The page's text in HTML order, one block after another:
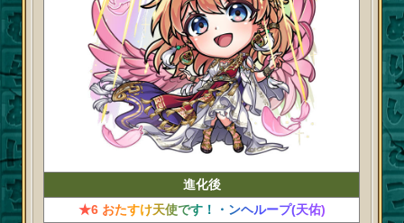
進化後
★6 おたすけ天使です！・ンヘループ(天佑)